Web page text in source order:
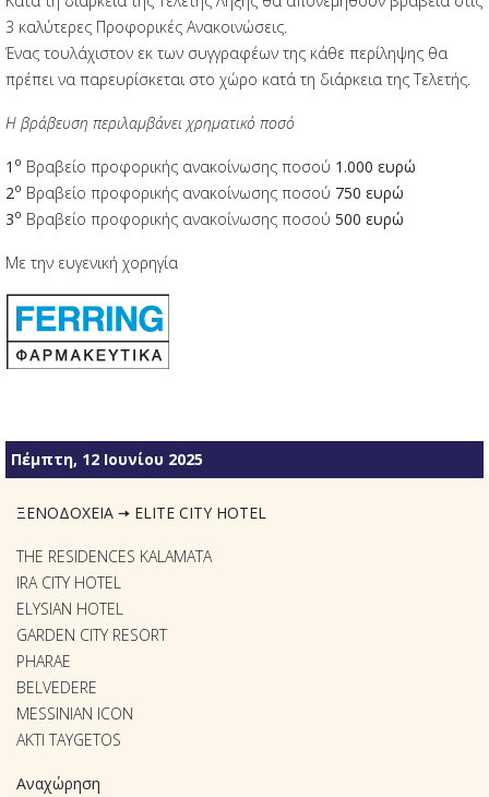
3 καλύτερες Προφορικές Ανακοινώσεις.
Ένας τουλάχιστον εκ των συγγραφέων της κάθε περίληψης θα
πρέπει να παρευρίσκεται στο χώρο κατά τη διάρκεια της Τελετής.
Η βράβευση περιλαμβάνει χρηματικό ποσό
1 ο Βραβείο προφορικής ανακοίνωσης ποσού 1.000 ευρώ
2ο Βραβείο προφορικής ανακοίνωσης ποσού 750 ευρώ
3ο Βραβείο προφορικής ανακοίνωσης ποσού 500 ευρώ
Με την ευγενική χορηγία
Πέμπτη, 12 Ιουνίου 2025
ΞΕΝΟΔΟΧΕΙΑ 🠆 ELITE CITY HOTEL
THE RESIDENCES KALAMATA
IRA CITY HOTEL
ELYSIAN HOTEL
GARDEN CITY RESORT
PHARAE
BELVEDERE
MESSINIAN ICON
AKTI TAYGETOS
Αναχώρηση